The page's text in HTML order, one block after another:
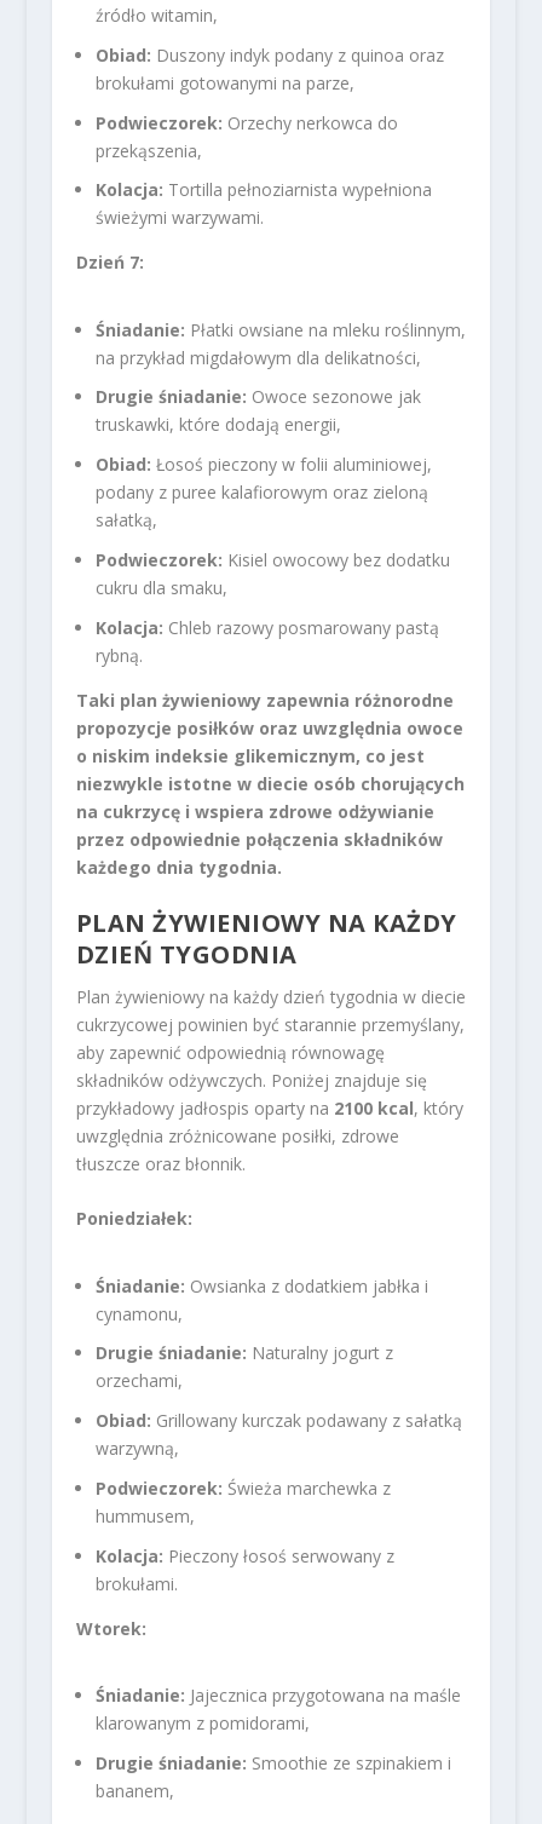
źródło witamin,
Obiad: Duszony indyk podany z quinoa oraz
brokułami gotowanymi na parze,
Podwieczorek: Orzechy nerkowca do
przekąszenia,
Kolacja: Tortilla pełnoziarnista wypełniona
świeżymi warzywami.
Dzień 7:
Śniadanie: Płatki owsiane na mleku roślinnym,
na przykład migdałowym dla delikatności,
Drugie śniadanie: Owoce sezonowe jak
truskawki, które dodają energii,
Obiad: Łosoś pieczony w folii aluminiowej,
podany z puree kalafiorowym oraz zieloną
sałatką,
Podwieczorek: Kisiel owocowy bez dodatku
cukru dla smaku,
Kolacja: Chleb razowy posmarowany pastą
rybną.
Taki plan żywieniowy zapewnia różnorodne
propozycje posiłków oraz uwzględnia owoce
o niskim indeksie glikemicznym, co jest
niezwykle istotne w diecie osób chorujących
na cukrzycę i wspiera zdrowe odżywianie
przez odpowiednie połączenia składników
każdego dnia tygodnia.
PLAN ŻYWIENIOWY NA KAŻDY
DZIEŃ TYGODNIA
Plan żywieniowy na każdy dzień tygodnia w diecie
cukrzycowej powinien być starannie przemyślany,
aby zapewnić odpowiednią równowagę
składników odżywczych. Poniżej znajduje się
przykładowy jadłospis oparty na 2100 kcal, który
uwzględnia zróżnicowane posiłki, zdrowe
tłuszcze oraz błonnik.
Poniedziałek:
Śniadanie: Owsianka z dodatkiem jabłka i
cynamonu,
Drugie śniadanie: Naturalny jogurt z
orzechami,
Obiad: Grillowany kurczak podawany z sałatką
warzywną,
Podwieczorek: Świeża marchewka z
hummusem,
Kolacja: Pieczony łosoś serwowany z
brokułami.
Wtorek:
Śniadanie: Jajecznica przygotowana na maśle
klarowanym z pomidorami,
Drugie śniadanie: Smoothie ze szpinakiem i
bananem,